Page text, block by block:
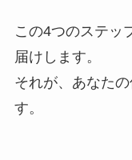
この4つのステッ
届けします。
それが、あなた
す。